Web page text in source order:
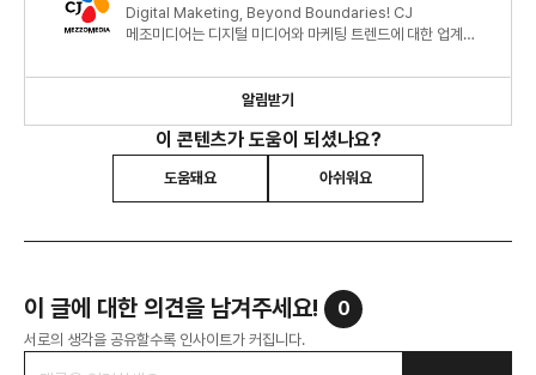
Digital Maketing, Beyond Boundaries! CJ
메조미디어는 디지털 미디어와 마케팅 트렌드에 대한 업계
알림받기
이 콘텐츠가 도움이 되셨나요?
도움돼요 아쉬워요
이 글에 대한 의견을 남겨주세요! 0
서로의 생각을 공유할수록 인사이트가 커집니다.